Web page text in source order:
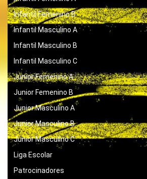
Infantil Femenino B
Infantil Masculino A
Infantil Masculino B
Infantil Masculino C
Junior Femenino A
Junior Femenino B
Junior Masculino A
Junior Masculino B
Junior Masculino C
Liga Escolar
Patrocinadores